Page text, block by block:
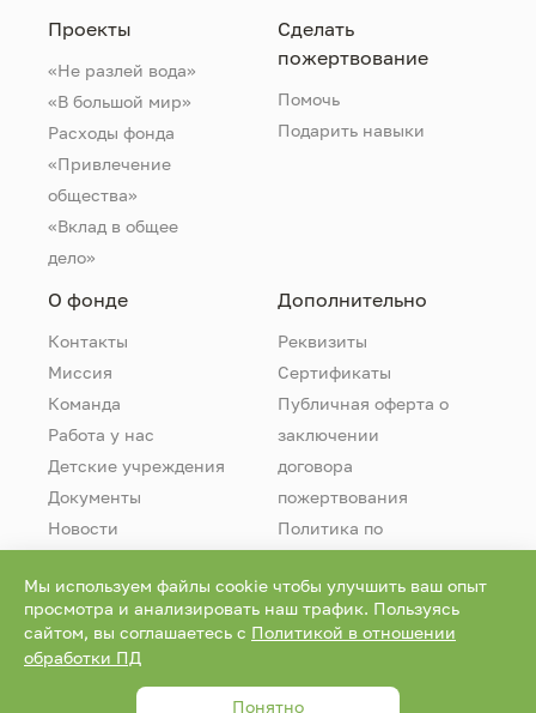
Проекты
«Не разлей вода»
«В большой мир»
Расходы фонда
«Привлечение
общества»
«Вклад в общее
дело»
Сделать
пожертвование
Помочь
Подарить навыки
О фонде
Контакты
Миссия
Команда
Работа у нас
Детские учреждения
Документы
Новости
Дополнительно
Реквизиты
Сертификаты
Публичная оферта о
заключении
договора
пожертвования
Политика по
персональных
данных
Все права защищены и охраняются законом. © 2026
Мы используем файлы cookie чтобы улучшить ваш опыт
просмотра и анализировать наш трафик. Пользуясь
сайтом, вы соглашаетесь с Политикой в отношении
обработки ПД
Понятно